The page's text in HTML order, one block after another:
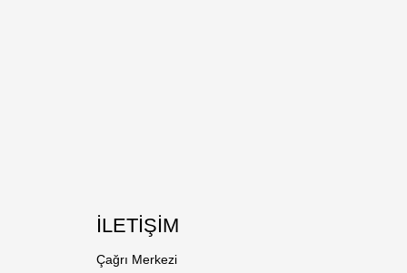
İLETİŞİM
Çağrı Merkezi